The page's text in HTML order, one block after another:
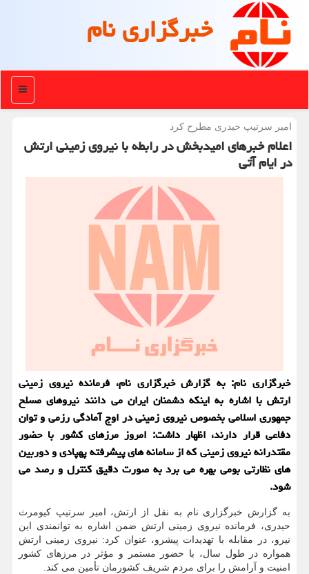
خبرگزاری نام
منو
امیر سرتیپ حیدری مطرح كرد
اعلام خبرهای امیدبخش در رابطه با نیروی زمینی ارتش
در ایام آتی
خبرگزاری نام: به گزارش خبرگزاری نام، فرمانده نیروی زمینی
ارتش با اشاره به اینکه دشمنان ایران می دانند نیروهای مسلح
جمهوری اسلامی بخصوص نیروی زمینی در اوج آمادگی رزمی و توان
دفاعی قرار دارند، اظهار داشت: امروز مرزهای کشور با حضور
مقتدرانه نیروی زمینی که از سامانه های پیشرفته پهپادی و دوربین
های نظارتی بومی بهره می برد به صورت دقیق کنترل و رصد می
شود.
به گزارش خبرگزاری نام به نقل از ارتش، امیر سرتیپ کیومرث
حیدری، فرمانده نیروی زمینی ارتش ضمن اشاره به توانمندی این
نیرو، در مقابله با تهدیدات پیشرو، عنوان کرد: نیروی زمینی ارتش
همواره در طول سال، با حضور مستمر و مؤثر در مرزهای کشور
امنیت و آرامش را برای مردم شریف کشورمان تأمین می کند.